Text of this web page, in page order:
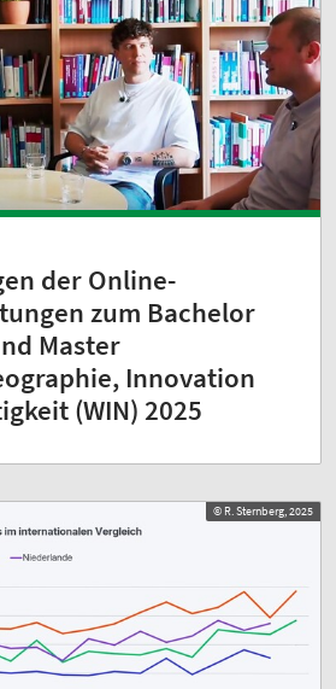
der Online-
zum Bachelor
Master
Innovation
(WIN) 2025
© R. Sternberg, 2025